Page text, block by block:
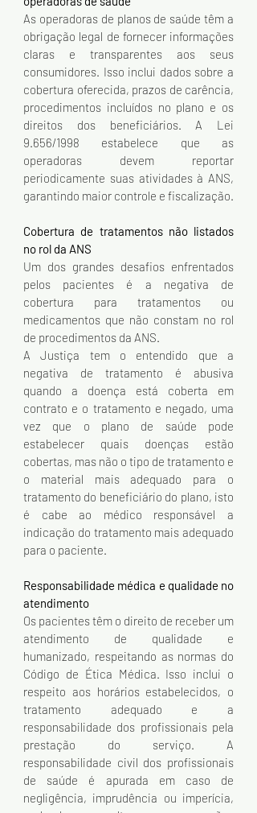
As operadoras de planos de saúde têm a
obrigação legal de fornecer informações
claras e transparentes aos seus
consumidores. Isso inclui dados sobre a
cobertura oferecida, prazos de carência,
procedimentos incluídos no plano e os
direitos dos beneficiários. A Lei
9.656/1998 estabelece que as
operadoras devem reportar
periodicamente suas atividades à ANS,
garantindo maior controle e fiscalização.
Cobertura de tratamentos não listados
no rol da ANS
Um dos grandes desafios enfrentados
pelos pacientes é a negativa de
cobertura para tratamentos ou
medicamentos que não constam no rol
de procedimentos da ANS.
A Justiça tem o entendido que a
negativa de tratamento é abusiva
quando a doença está coberta em
contrato e o tratamento e negado, uma
vez que o plano de saúde pode
estabelecer quais doenças estão
cobertas, mas não o tipo de tratamento e
o material mais adequado para o
tratamento do beneficiário do plano, isto
é cabe ao médico responsável a
indicação do tratamento mais adequado
para o paciente.
Responsabilidade médica e qualidade no
atendimento
Os pacientes têm o direito de receber um
atendimento de qualidade e
humanizado, respeitando as normas do
Código de Ética Médica. Isso inclui o
respeito aos horários estabelecidos, o
tratamento adequado e a
responsabilidade dos profissionais pela
prestação do serviço. A
responsabilidade civil dos profissionais
de saúde é apurada em caso de
negligência, imprudência ou imperícia,